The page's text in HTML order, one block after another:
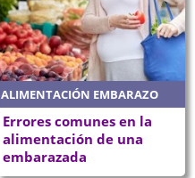
ALIMENTACIÓN EMBARAZO
Errores comunes en la
alimentación de una
embarazada